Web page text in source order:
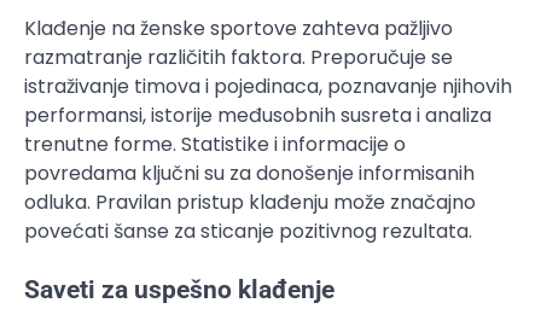
Klađenje na ženske sportove zahteva pažljivo
razmatranje različitih faktora. Preporučuje se
istraživanje timova i pojedinaca, poznavanje njihovih
performansi, istorije međusobnih susreta i analiza
trenutne forme. Statistike i informacije o
povredama ključni su za donošenje informisanih
odluka. Pravilan pristup klađenju može značajno
povećati šanse za sticanje pozitivnog rezultata.
Saveti za uspešno klađenje